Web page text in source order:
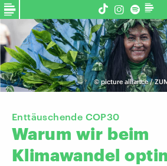
© picture alliance /
Enttäuschende COP30
Warum wir beim
Klimawandel